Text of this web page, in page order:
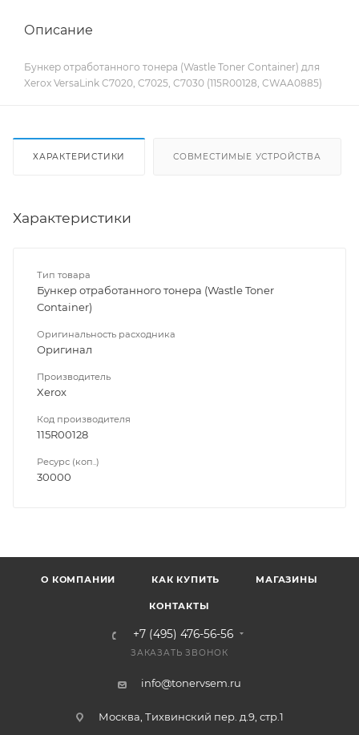
Описание
Бункер отработанного тонера (Wastle Toner Container) для
Xerox VersaLink C7020, C7025, C7030 (115R00128, CWAA0885)
ХАРАКТЕРИСТИКИ СОВМЕСТИМЫЕ УСТРОЙСТВА
Характеристики
Тип товара
Бункер отработанного тонера (Wastle Toner
Container)
Оригинальность расходника
Оригинал
Производитель
Xerox
Код производителя
115R00128
Ресурс (коп..)
30000
О КОМПАНИИ КАК КУПИТЬ МАГАЗИНЫ
КОНТАКТЫ
+7 (495) 476-56-56
ЗАКАЗАТЬ ЗВОНОК
info@tonervsem.ru
Москва, Тихвинский пер. д.9, стр.1